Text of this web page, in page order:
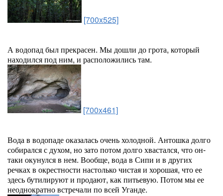
[700x525]
А водопад был прекрасен. Мы дошли до грота, который
находился под ним, и расположились там.
[700x461]
Вода в водопаде оказалась очень холодной. Антошка долго
собирался с духом, но зато потом долго хвастался, что он-
таки окунулся в нем. Вообще, вода в Сипи и в других
речках в окрестности настолько чистая и хорошая, что ее
здесь бутилируют и продают, как питьевую. Потом мы ее
неоднократно встречали по всей Уганде.